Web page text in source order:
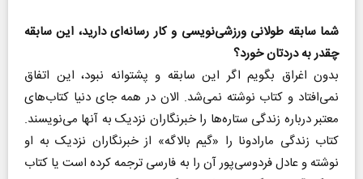
شما سابقه طولانی ورزشی‌نویسی و کار رسانه‌ای دارید، این سابقه
چقدر به دردتان خورد؟
بدون اغراق بگویم اگر این سابقه و پشتوانه نبود، این اتفاق
نمی‌افتاد و کتاب نوشته نمی‌شد. الان در همه جای دنیا کتاب‌های
معتبر درباره زندگی ستاره‌ها را خبرنگاران نزدیک به آنها می‌نویسند.
کتاب زندگی مارادونا را «گیم بالاگه» از خبرنگاران نزدیک به او
نوشته و عادل فردوسی‌پور آن را به فارسی ترجمه کرده است یا کتاب